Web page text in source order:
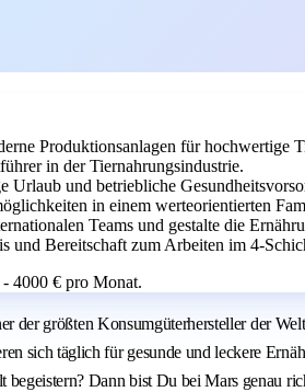
Produktionsanlagen für hochwertige
in der Tiernahrungsindustrie.
Urlaub und betriebliche
in einem werteorientierten
Teams und gestalte die
und Bereitschaft zum Arbeiten im 4-
4000 € pro Monat.
der größten Konsumgüterhersteller der
sich täglich für gesunde und leckere
begeistern? Dann bist Du bei Mars genau